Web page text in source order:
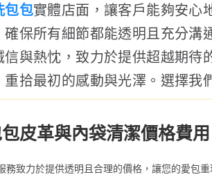
包包實體店面，讓客戶能夠安心
保所有細節都能透明且充分溝
信與熱忱，致力於提供超越期待
拾最初的感動與光澤。選擇我
皮革與內袋清潔價格費用
務致力於提供透明且合理的價格，讓您的愛包